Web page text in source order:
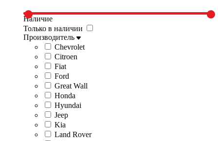
Наличие
Только в наличии
Производитель
Chevrolet
Citroen
Fiat
Ford
Great Wall
Honda
Hyundai
Jeep
Kia
Land Rover